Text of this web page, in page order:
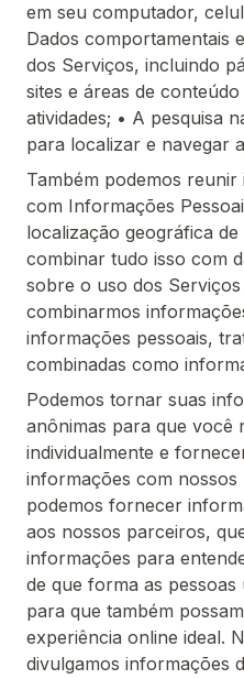
em seu computador,
Dados comportamentais
dos Serviços, incluindo
sites e áreas de
atividades; • A pesquisa
para localizar e navegar
Também podemos
com Informações
localização geográfica
combinar tudo isso com
sobre o uso dos
combinarmos
informações pessoais,
combinadas como
Podemos tornar suas
anônimas para que você
individualmente e
informações com nossos
podemos fornecer
aos nossos parceiros,
informações para
de que forma as
para que também
experiência online ideal.
divulgamos informações